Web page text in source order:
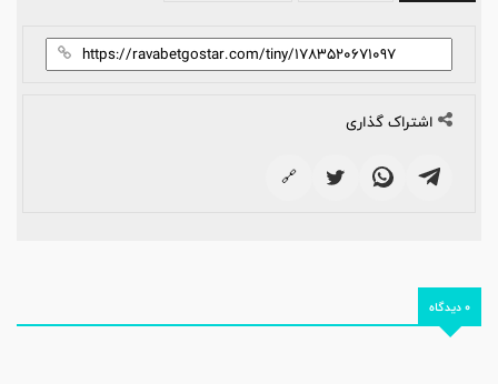
اشتراک گذاری
🔗
0 دیدگاه